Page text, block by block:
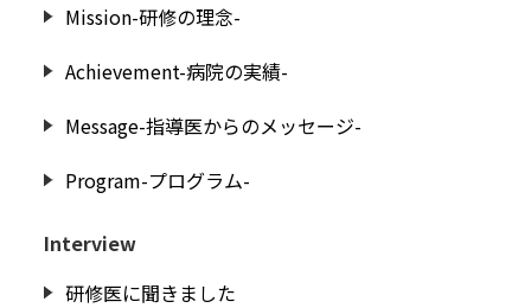
Mission-研修の理念-
Achievement-病院の実績-
Message-指導医からのメッセージ-
Program-プログラム-
Interview
研修医に聞きました